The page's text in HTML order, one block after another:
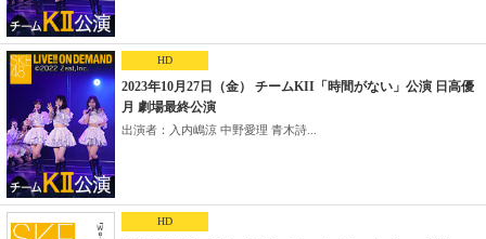
HD
2023年10月27日（金） チームKII「時間がない」公演 日高優
月 劇場最終公演
出演者：入内嶋涼 中野愛理 青木詩...
HD